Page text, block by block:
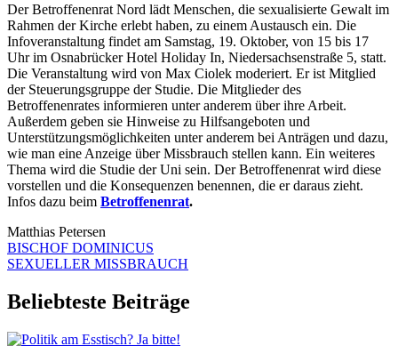
Der Betroffenenrat Nord lädt Menschen, die sexualisierte Gewalt im
Rahmen der Kirche erlebt haben, zu einem Austausch ein. Die
Infoveranstaltung findet am Samstag, 19. Oktober, von 15 bis 17
Uhr im Osnabrücker Hotel Holiday In, Niedersachsenstraße 5, statt.
Die Veranstaltung wird von Max Ciolek moderiert. Er ist Mitglied
der Steuerungsgruppe der Studie. Die Mitglieder des
Betroffenenrates informieren unter anderem über ihre Arbeit.
Außerdem geben sie Hinweise zu Hilfsangeboten und
Unterstützungsmöglichkeiten unter anderem bei Anträgen und dazu,
wie man eine Anzeige über Missbrauch stellen kann. Ein weiteres
Thema wird die Studie der Uni sein. Der Betroffenenrat wird diese
vorstellen und die Konsequenzen benennen, die er daraus zieht.
Infos dazu beim Betroffenenrat.
Matthias Petersen
BISCHOF DOMINICUS
SEXUELLER MISSBRAUCH
Beliebteste Beiträge